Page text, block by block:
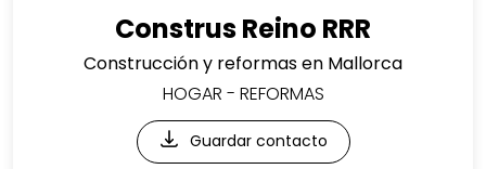
Construs Reino RRR
Construcción y reformas en Mallorca
HOGAR - REFORMAS
Guardar contacto